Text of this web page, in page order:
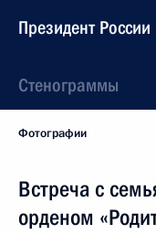
Президент России
Стенограммы
Фотографии
Встреча с
орденом